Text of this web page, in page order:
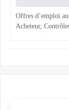
Offres d’emploi
Acheteur,